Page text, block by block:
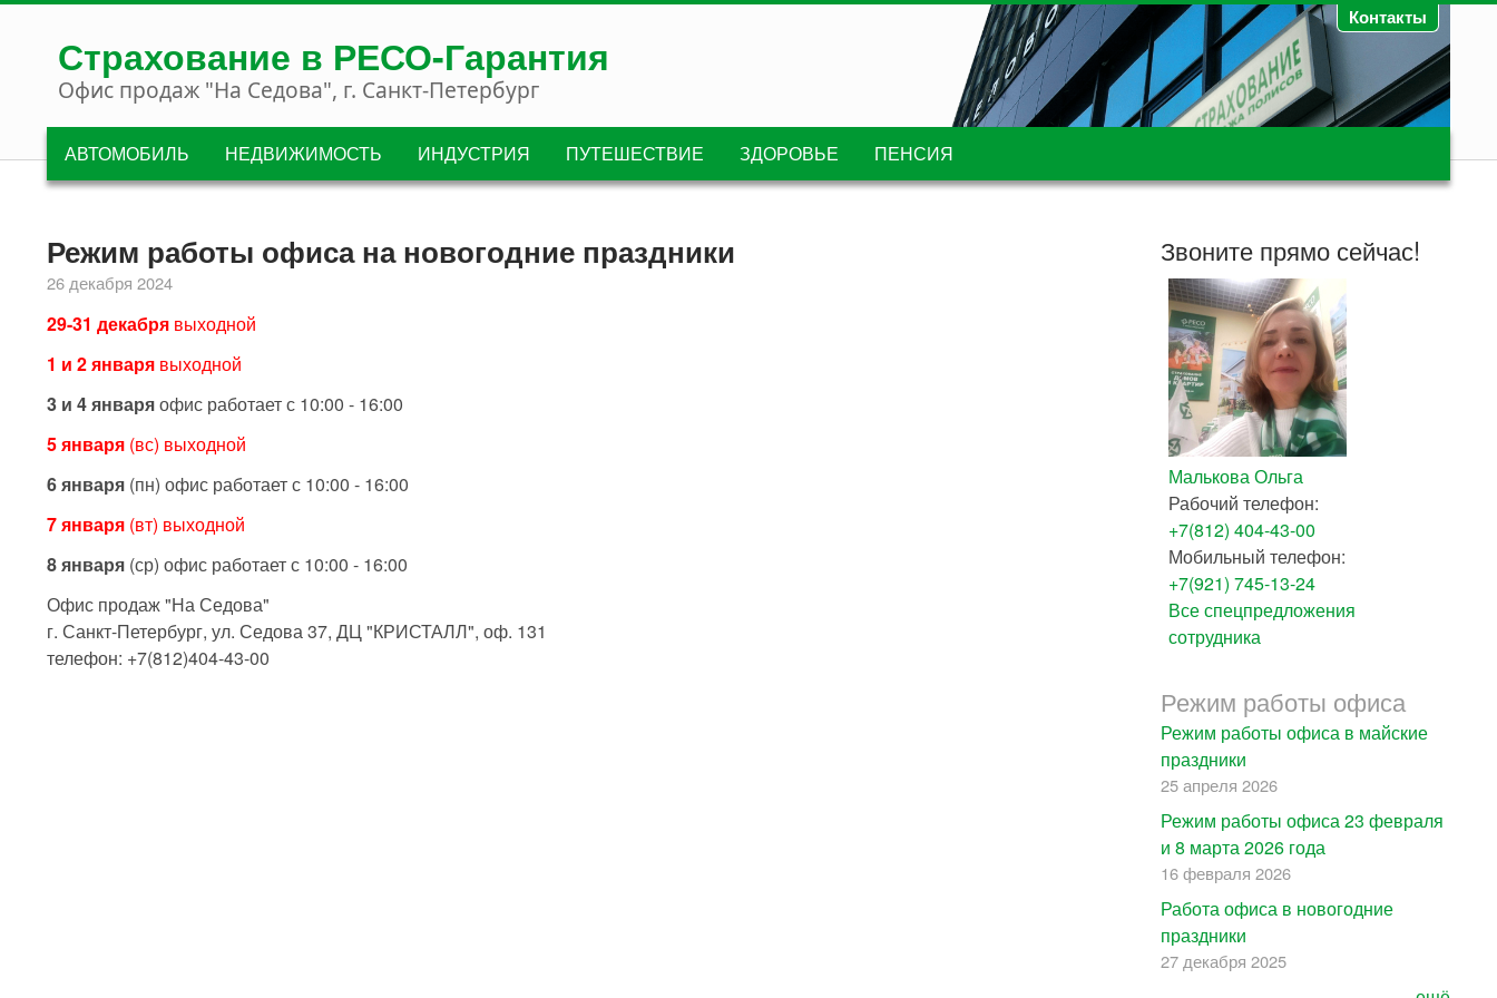
Перейти к основному содержанию Контакты
Страхование в РЕСО-Гарантия
Офис продаж "На Седова", г. Санкт-Петербург
АВТОМОБИЛЬ НЕДВИЖИМОСТЬ ИНДУСТРИЯ ПУТЕШЕСТВИЕ ЗДОРОВЬЕ ПЕНСИЯ
Режим работы офиса на новогодние праздники
26 декабря 2024
29-31 декабря выходной
1 и 2 января выходной
3 и 4 январяофис работает с 10:00 - 16:00
5 января (вс) выходной
6 января (пн) офис работает с 10:00 - 16:00
7 января (вт) выходной
8 января (ср) офис работает с 10:00 - 16:00
Офис продаж "На Седова"
г. Санкт-Петербург, ул. Седова 37, ДЦ "КРИСТАЛЛ", оф. 131
телефон: +7(812)404-43-00
Звоните прямо сейчас!
Малькова Ольга
Рабочий телефон:
+7(812) 404-43-00
Мобильный телефон:
+7(921) 745-13-24
Все спецпредложения
сотрудника
Режим работы офиса
Режим работы офиса в майские
праздники
25 апреля 2026
Режим работы офиса 23 февраля
и 8 марта 2026 года
16 февраля 2026
Работа офиса в новогодние
праздники
27 декабря 2025